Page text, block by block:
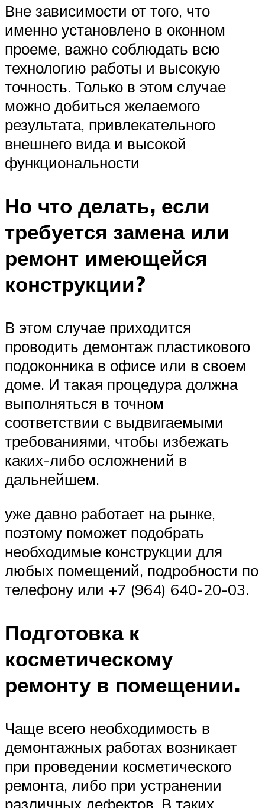
Вне зависимости от того, что
именно установлено в оконном
проеме, важно соблюдать всю
технологию работы и высокую
точность. Только в этом случае
можно добиться желаемого
результата, привлекательного
внешнего вида и высокой
функциональности
Но что делать, если
требуется замена или
ремонт имеющейся
конструкции?
В этом случае приходится
проводить демонтаж пластикового
подоконника в офисе или в своем
доме. И такая процедура должна
выполняться в точном
соответствии с выдвигаемыми
требованиями, чтобы избежать
каких-либо осложнений в
дальнейшем.
уже давно работает на рынке,
поэтому поможет подобрать
необходимые конструкции для
любых помещений, подробности по
телефону или +7 (964) 640-20-03.
Подготовка к
косметическому
ремонту в помещении.
Чаще всего необходимость в
демонтажных работах возникает
при проведении косметического
ремонта, либо при устранении
различных дефектов. В таких